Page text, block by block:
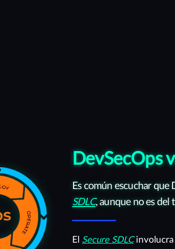
DevSecOps
Es común escuchar que
SDLC, aunque no es del
El Secure SDLCinvolucra